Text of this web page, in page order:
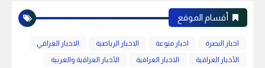
أقسام الموقع
اخبار البصرة اخبار منوعة الاخبار الرياضية
الاخبار العراقي
الأخبار العراقية
الاخبار العراقية
الأخبار العراقية والعربية